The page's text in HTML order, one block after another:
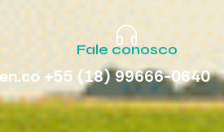
Fale conosco
+55 (18) 99666-0640